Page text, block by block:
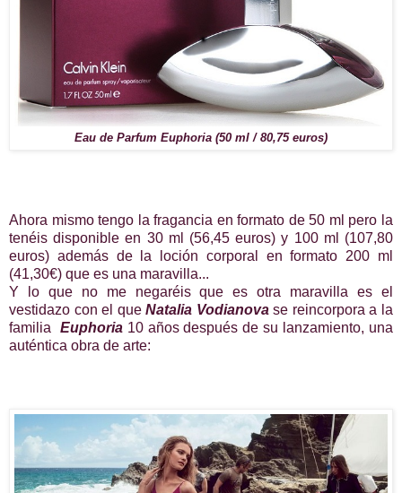
Eau de Parfum Euphoria (50 ml / 80,75 euros)
Ahora mismo tengo la fragancia en formato de 50 ml pero la
tenéis disponible en 30 ml (56,45 euros) y 100 ml (107,80
euros) además de la loción corporal en formato 200 ml
(41,30€) que es una maravilla...
Y lo que no me negaréis que es otra maravilla es el
vestidazo con el queNatalia Vodianovase reincorpora a la
familia Euphoria10 años después de su lanzamiento, una
auténtica obra de arte: